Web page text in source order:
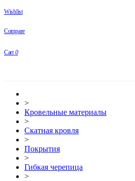
Wishlist
Compare
Cart 0
>
Кровельные материалы
>
Скатная кровля
>
Покрытия
>
Гибкая черепица
>